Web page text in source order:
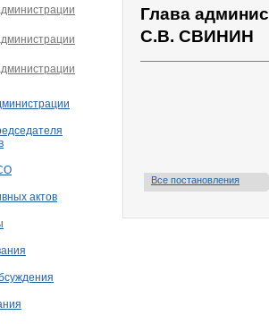
Глава
С.В. СВИНИН
Все постановления
актов